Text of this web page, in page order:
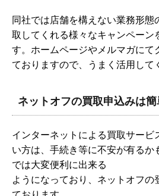
同社では店舗を構えない業務形態
取してくれる様々なキャンペーン
す。ホームページやメルマガにて
ておりますので、うまく活用して
ネットオフの買取申込みは
インターネットによる買取サービ
い方は、手続き等に不安が有るか
では大変便利に出来る
ようになっており、ネットオフの